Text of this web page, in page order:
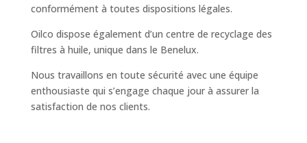
conformément à toutes dispositions légales.
Oilco dispose également d’un centre de recyclage des
filtres à huile, unique dans le Benelux.
Nous travaillons en toute sécurité avec une équipe
enthousiaste qui s’engage chaque jour à assurer la
satisfaction de nos clients.